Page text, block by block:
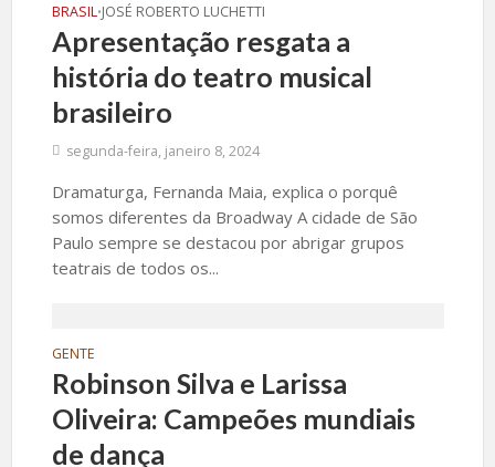
BRASIL•JOSÉ ROBERTO LUCHETTI
Apresentação resgata a
história do teatro musical
brasileiro
segunda-feira, janeiro 8, 2024
Dramaturga, Fernanda Maia, explica o porquê
somos diferentes da Broadway A cidade de São
Paulo sempre se destacou por abrigar grupos
teatrais de todos os...
GENTE
Robinson Silva e Larissa
Oliveira: Campeões mundiais
de dança